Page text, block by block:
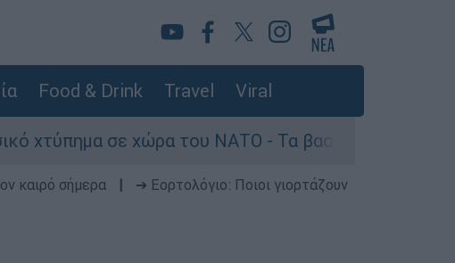
Food & Drink Travel Viral
χώρα του ΝΑΤΟ - Τα βασικά σενάρια έως το 2029
καιρό σήμερα
➔ Εορτολόγιο: Ποιοι γιορτάζουν